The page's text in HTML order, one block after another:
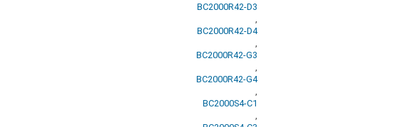
BC2000R42-D3
,
BC2000R42-D4
,
BC2000R42-G3
,
BC2000R42-G4
,
BC2000S4-C1
,